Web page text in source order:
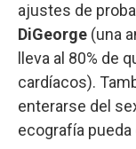
ajustes de
DiGeorge (una
lleva al 80% de
cardíacos).
enterarse del
ecografía